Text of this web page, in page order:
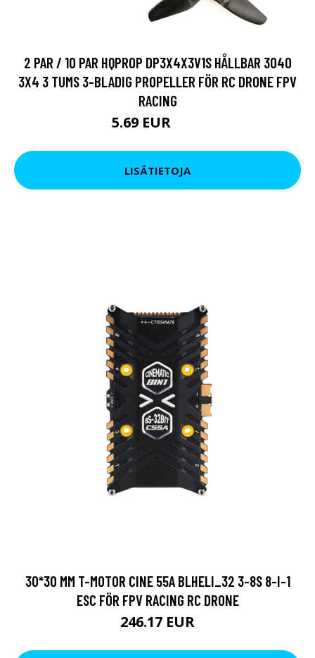
2 PAR / 10 PAR HQPROP DP3X4X3V1S HÅLLBAR 3040
3X4 3 TUMS 3-BLADIG PROPELLER FÖR RC DRONE FPV
RACING
5.69 EUR
LISÄTIETOJA
30*30 MM T-MOTOR CINE 55A BLHELI_32 3-8S 8-I-1
ESC FÖR FPV RACING RC DRONE
246.17 EUR